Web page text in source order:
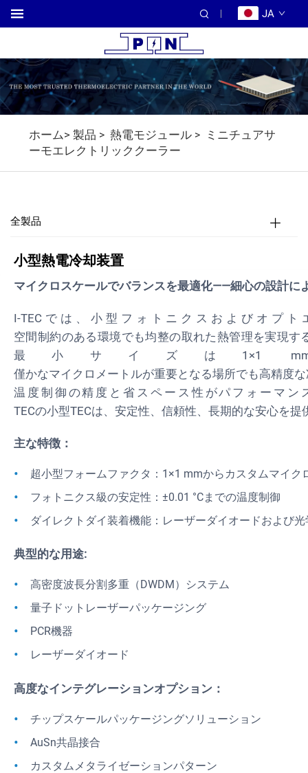
JA
ホーム> 製品 > 熱電モジュール>
ミニチュアサ
ーモエレクトリッククーラー
全製品
小型熱電冷却装置
マイクロスケールでバランスを最適化——細心の設計に
I-TECでは、小型フォトニクスおよびオプ
空間制約のある環境でも均整の取れた熱管理を実現
最小サイズは1×1
僅かなマイクロメートルが重要となる場所でも高精度
温度制御の精度と省スペース性がパフォーマ
TECの小型TECは、安定性、信頼性、長期的な安心を提
主な特徴：
超小型フォームファクタ：1×1 mmからカスタムマイク
フォトニクス級の安定性：±0.01 °Cまでの温度制御
ダイレクトダイ装着機能：レーザーダイオードおよび
典型的な用途:
高密度波長分割多重（DWDM）システム
量子ドットレーザーパッケージング
PCR機器
レーザーダイオード
高度なインテグレーションオプション：
チップスケールパッケージングソリューション
AuSn共晶接合
カスタムメタライゼーションパターン